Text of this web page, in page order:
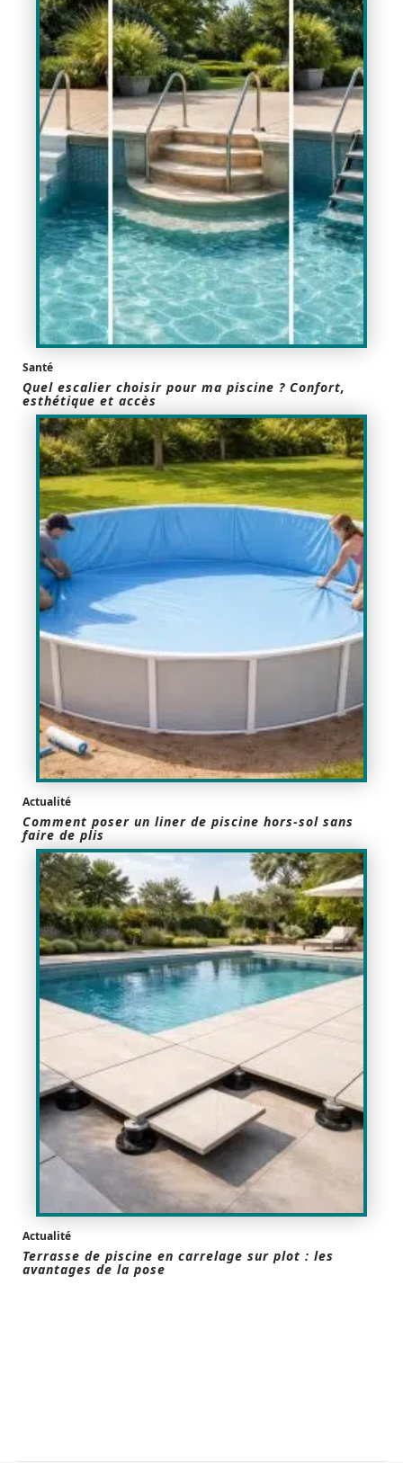
Santé
Quel escalier choisir pour ma piscine ? Confort,
esthétique et accès
Actualité
Comment poser un liner de piscine hors-sol sans
faire de plis
Actualité
Terrasse de piscine en carrelage sur plot : les
avantages de la pose